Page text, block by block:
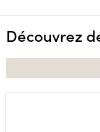
Découvrez